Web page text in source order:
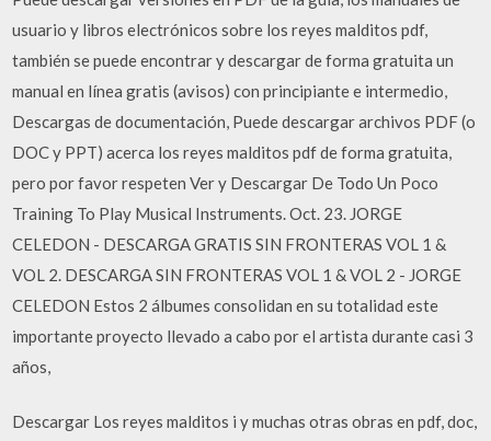
usuario y libros electrónicos sobre los reyes malditos pdf,
también se puede encontrar y descargar de forma gratuita un
manual en línea gratis (avisos) con principiante e intermedio,
Descargas de documentación, Puede descargar archivos PDF (o
DOC y PPT) acerca los reyes malditos pdf de forma gratuita,
pero por favor respeten Ver y Descargar De Todo Un Poco
Training To Play Musical Instruments. Oct. 23. JORGE
CELEDON - DESCARGA GRATIS SIN FRONTERAS VOL 1 &
VOL 2. DESCARGA SIN FRONTERAS VOL 1 & VOL 2 - JORGE
CELEDON Estos 2 álbumes consolidan en su totalidad este
importante proyecto llevado a cabo por el artista durante casi 3
años,
Descargar Los reyes malditos i y muchas otras obras en pdf, doc,